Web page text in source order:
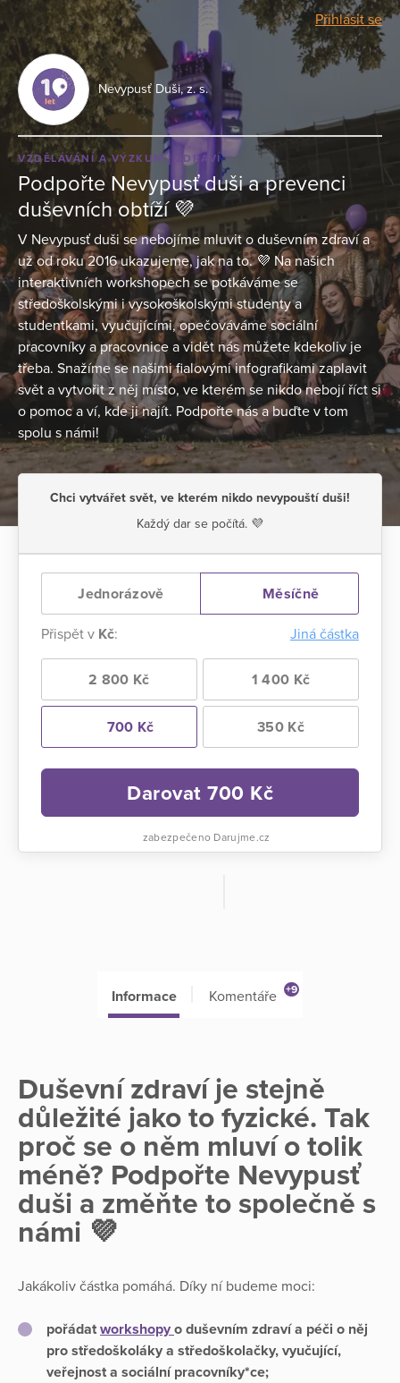
Přihlásit se
Nevypusť Duši, z. s.
VZDĚLÁVÁNÍ A VÝZKUM ZDRAVÍ
Podpořte Nevypusť duši a prevenci
duševních obtíží 💜
V Nevypusť duši se nebojíme mluvit o duševním zdraví a
už od roku 2016 ukazujeme, jak na to. 💜 Na našich
interaktivních workshopech se potkáváme se
středoškolskými i vysokoškolskými studenty a
studentkami, vyučujícími, opečováváme sociální
pracovníky a pracovnice a vidět nás můžete kdekoliv je
třeba. Snažíme se našimi fialovými infografikami zaplavit
svět a vytvořit z něj místo, ve kterém se nikdo nebojí říct si
o pomoc a ví, kde ji najít. Podpořte nás a buďte v tom
spolu s námi!
Chci vytvářet svět, ve kterém nikdo nevypouští duši!
Každý dar se počítá. 💜
Jednorázově Měsíčně
Přispět v Kč: Jiná částka
2 800 Kč 1 400 Kč
700 Kč 350 Kč
Darovat 700 Kč
zabezpečeno Darujme.cz
Informace Komentáře +9
Duševní zdraví je stejně
důležité jako to fyzické. Tak
proč se o něm mluví o tolik
méně? Podpořte Nevypusť
duši a změňte to společně s
námi 💜
Jakákoliv částka pomáhá. Díky ní budeme moci:
pořádat workshopy o duševním zdraví a péči o něj
pro středoškoláky a středoškolačky, vyučující,
veřejnost a sociální pracovníky*ce;